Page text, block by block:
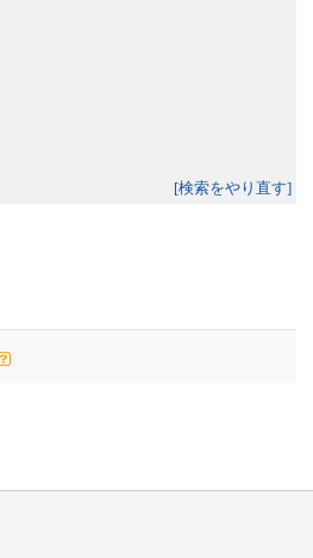
[検索をやり直す]